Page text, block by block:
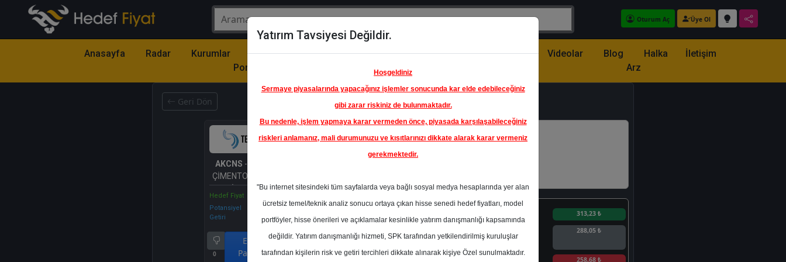
Oturum Aç Üye Ol
Anasayfa Radar Kurumlar
Model
Portföy
Hisse
Öne
Çıkanlar
Raporlar Partnerlerimiz Videolar Blog
Halka
Arz
İletişim
Geri Dön
AKCNS - AKÇANSA
ÇİMENTO SANAYİ VE
TİCARET A.Ş.
Hedef Fiyat
Potansiyel
Getiri
%0.00
0
End.
Paralel
0
En Yüksek Tahmin 313,23 ₺
Ortalama Fiyat
Tahmini
288,05 ₺
258,68 ₺
Yatırım Tavsiyesi Değildir.
Hoşgeldiniz
Sermaye piyasalarında yapacağınız işlemler sonucunda kar elde edebileceğiniz
gibi zarar riskiniz de bulunmaktadır.
Bu nedenle, işlem yapmaya karar vermeden önce, piyasada karşılaşabileceğiniz
riskleri anlamanız, mali durumunuzu ve kısıtlarınızı dikkate alarak karar vermeniz
gerekmektedir.
"Bu internet sitesindeki tüm sayfalarda veya bağlı sosyal medya hesaplarında yer alan
ücretsiz temel/teknik analiz sonucu ortaya çıkan hisse senedi hedef fiyatları, model
portföyler, hisse önerileri ve açıklamalar kesinlikle yatırım danışmanlığı kapsamında
değildir. Yatırım danışmanlığı hizmeti, SPK tarafından yetkilendirilmiş kuruluşlar
tarafından kişilerin risk ve getiri tercihleri dikkate alınarak kişiye Özel sunulmaktadır.